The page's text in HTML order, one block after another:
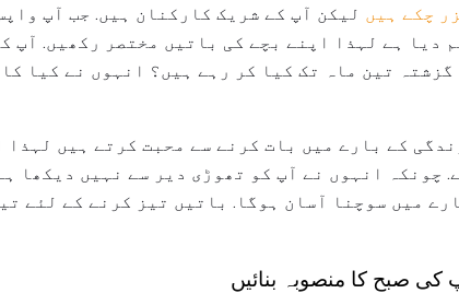
چکے ہیں لیکن آپ کے شریک کارکنان ہیں. جب آپ
دیا ہے لہذا اپنے بچے کی باتیں مختصر رکھیں. آپ
تین ماہ تک کیا کر رہے ہیں؟ انہوں نے کیا
کے بارے میں بات کرنے سے محبت کرتے ہیں لہذا
چونکہ انہوں نے آپ کو تھوڑی دیر سے نہیں دیکھا
میں سوچنا آسان ہوگا. باتیں تیز کرنے کے لئے
کی صبح کا منصوبہ بنائیں